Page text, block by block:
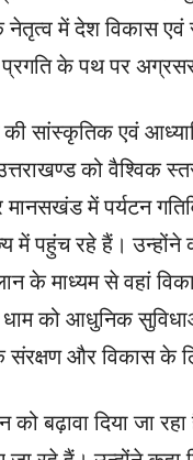
में देश विकास एवं
प्रगति के पथ पर
सांस्कृतिक एवं
को वैश्विक
में पर्यटन
में पहुंच रहे हैं।
के माध्यम से वहां
धाम को आधुनिक
और विकास के
बढ़ावा दिया जा